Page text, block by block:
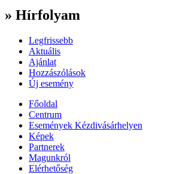
» Hírfolyam
Legfrissebb
Aktuális
Ajánlat
Hozzászólások
Új esemény
Főoldal
Centrum
Események Kézdivásárhelyen
Képek
Partnerek
Magunkról
Elérhetőség